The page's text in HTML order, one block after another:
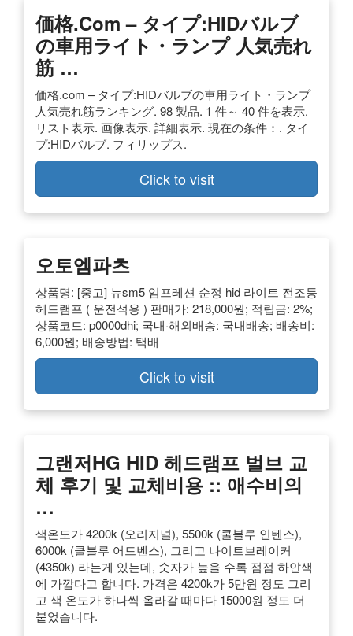
価格.com – タイプ:HIDバルブ
の車用ライト・ランプ 人気売れ
筋 …
価格.com – タイプ:HIDバルブの車用ライト・ランプ
人気売れ筋ランキング. 98 製品. 1 件～ 40 件を表示.
リスト表示. 画像表示. 詳細表示. 現在の条件：. タイ
プ:HIDバルブ. フィリップス.
Click to visit
오토엠파츠
상품명: [중고] 뉴sm5 임프레션 순정 hid 라이트 전조등
헤드램프 ( 운전석용 ) 판매가: 218,000원; 적립금: 2%;
상품코드: p0000dhi; 국내·해외배송: 국내배송; 배송비:
6,000원; 배송방법: 택배
Click to visit
그랜저HG HID 헤드램프 벌브 교
체 후기 및 교체비용 :: 애수비의
…
색온도가 4200k (오리지널), 5500k (쿨블루 인텐스),
6000k (쿨블루 어드벤스), 그리고 나이트브레이커
(4350k) 라는게 있는데, 숫자가 높을 수록 점점 하얀색
에 가깝다고 합니다. 가격은 4200k가 5만원 정도 그리
고 색 온도가 하나씩 올라갈 때마다 15000원 정도 더
붙었습니다.